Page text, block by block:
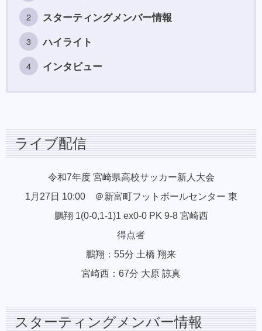
スターティングメンバー情報
ハイライト
インタビュー
ライブ配信
令和7年度 宮崎県高校サッカー新人大会
1月27日 10:00 ＠新富町フットボールセンター 東
鵬翔 1(0-0,1-1)1 ex0-0 PK 9-8 宮崎西
得点者
鵬翔：55分 土橋 翔来
宮崎西：67分 大原 諒真
スターティングメンバー情報